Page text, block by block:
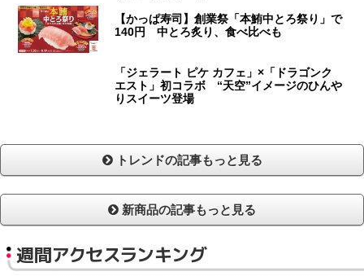
【かっぱ寿司】創業祭「本鮪中とろ祭り」で
140円 中とろ炙り、食べ比べも
「ジェラート ピケ カフェ」×「ドラゴンク
エスト」初コラボ “天空”イメージのひんや
りスイーツ登場
トレンドの記事もっと見る
新商品の記事もっと見る
週間アクセスランキング